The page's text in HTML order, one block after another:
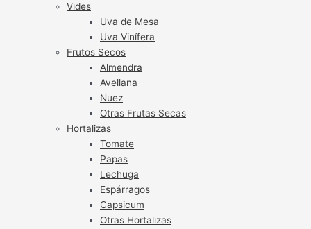
Vides
Uva de Mesa
Uva Vinífera
Frutos Secos
Almendra
Avellana
Nuez
Otras Frutas Secas
Hortalizas
Tomate
Papas
Lechuga
Espárragos
Capsicum
Otras Hortalizas